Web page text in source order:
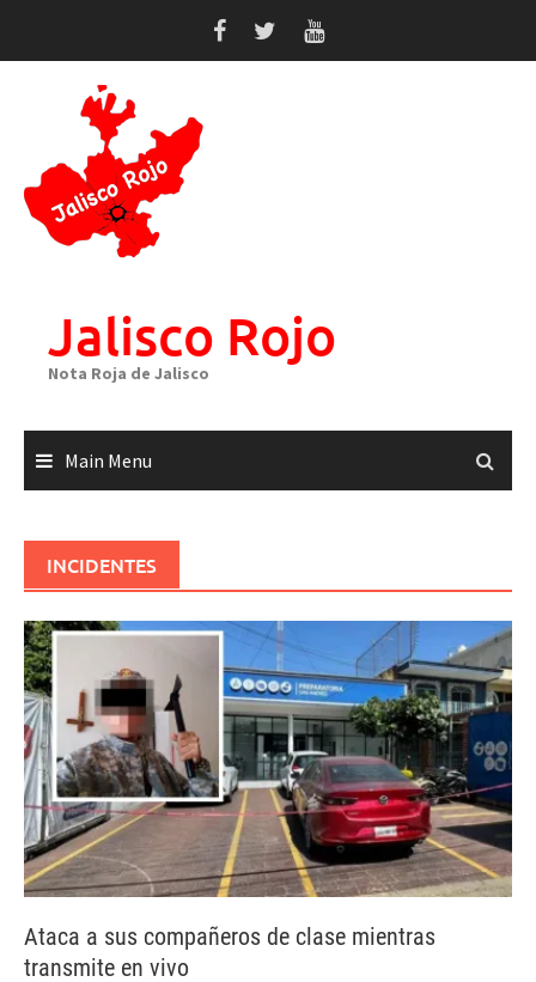
Jalisco Rojo
Nota Roja de Jalisco
Main Menu
INCIDENTES
Ataca a sus compañeros de clase mientras
transmite en vivo